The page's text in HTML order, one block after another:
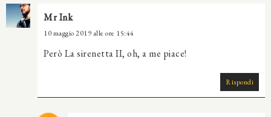
Mr Ink
10 maggio 2019 alle ore 15:44
Però La sirenetta II, oh, a me piace!
Rispondi